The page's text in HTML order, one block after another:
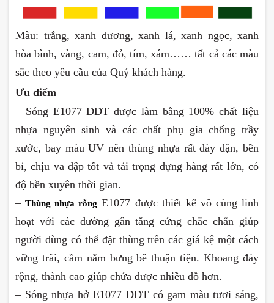
Màu: trắng, xanh dương, xanh lá, xanh ngọc, xanh
hòa bình, vàng, cam, đỏ, tím, xám…… tất cả các màu
sắc theo yêu cầu của Quý khách hàng.
Ưu điểm
– Sóng E1077 DDT được làm bằng 100% chất liệu
nhựa nguyên sinh và các chất phụ gia chống trầy
xước, bay màu UV nên thùng nhựa rất dày dặn, bền
bỉ, chịu va đập tốt và tải trọng đựng hàng rất lớn, có
độ bền xuyên thời gian.
–Thùng nhựa rỗng E1077 được thiết kế vô cùng linh
hoạt với các đường gân tăng cứng chắc chắn giúp
người dùng có thể đặt thùng trên các giá kệ một cách
vững trãi, cầm nắm bưng bê thuận tiện. Khoang đáy
rộng, thành cao giúp chứa được nhiều đồ hơn.
– Sóng nhựa hở E1077 DDT có gam màu tươi sáng,